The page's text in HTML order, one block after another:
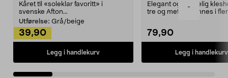
-
Kåret til «soleklar favoritt» i
svenske Afton...
Utførelse: Grå/beige
39,90
Legg i handlekurv
Elegant og skikkelig
tre og metall – finnes i
79,90
Legg i handlekurv